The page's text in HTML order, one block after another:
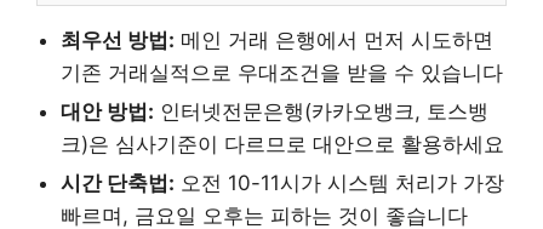
최우선 방법: 메인 거래 은행에서 먼저 시도하면
기존 거래실적으로 우대조건을 받을 수 있습니다
대안 방법: 인터넷전문은행(카카오뱅크, 토스뱅
크)은 심사기준이 다르므로 대안으로 활용하세요
시간 단축법: 오전 10-11시가 시스템 처리가 가장
빠르며, 금요일 오후는 피하는 것이 좋습니다